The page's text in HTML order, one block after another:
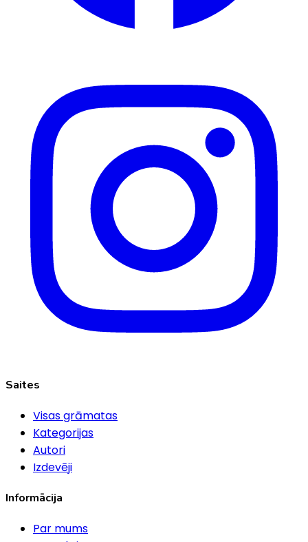
Saites
Visas grāmatas
Kategorijas
Autori
Izdevēji
Informācija
Par mums